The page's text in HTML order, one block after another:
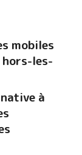
mobiles
les-
à